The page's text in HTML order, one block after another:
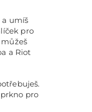
a umíš
pro
a Riot
pro